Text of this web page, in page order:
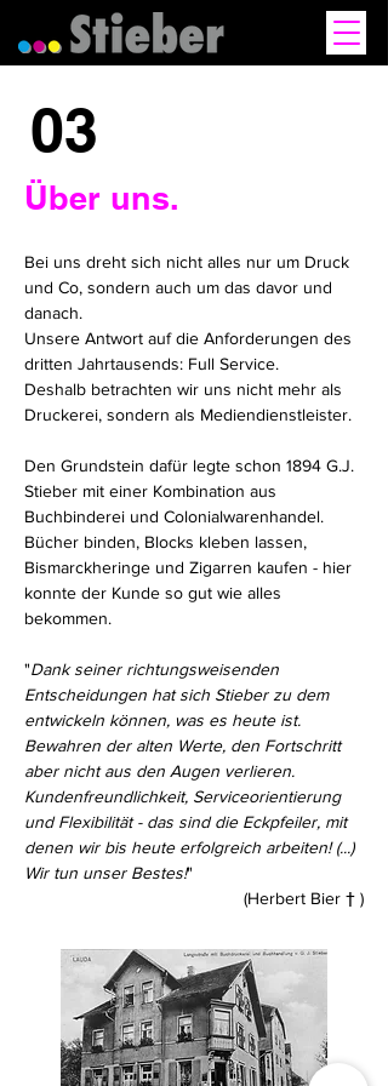
03
Über uns.
Bei uns dreht sich nicht alles nur um Druck
und Co, sondern auch um das davor und
danach.
Unsere Antwort auf die Anforderungen des
dritten Jahrtausends: Full Service.
Deshalb betrachten wir uns nicht mehr als
Druckerei, sondern als Mediendienstleister.
Den Grundstein dafür legte schon 1894 G.J.
Stieber mit einer Kombination aus
Buchbinderei und Colonialwarenhandel.
Bücher binden, Blocks kleben lassen,
Bismarckheringe und Zigarren kaufen - hier
konnte der Kunde so gut wie alles
bekommen.
"Dank seiner richtungsweisenden
Entscheidungen hat sich Stieber zu dem
entwickeln können, was es heute ist.
Bewahren der alten Werte, den Fortschritt
aber nicht aus den Augen verlieren.
Kundenfreundlichkeit, Serviceorientierung
und Flexibilität - das sind die Eckpfeiler, mit
denen wir bis heute erfolgreich arbeiten! (...)
Wir tun unser Bestes!"
(Herbert Bier † )